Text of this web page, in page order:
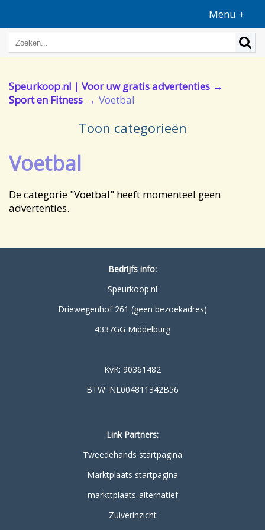
Menu +
Speurkoop.nl | Voor uw gratis advertenties
Sport en Fitness
Voetbal
Toon categorieën
Voetbal
De categorie "Voetbal" heeft momenteel geen
advertenties.
Bedrijfs info:
Speurkoop.nl
Driewegenhof 261 (geen bezoekadres)
4337GG Middelburg
KvK: 90361482
BTW: NL004811342B56
Link Partners:
Tweedehands startpagina
Marktplaats startpagina
markttplaats-alternatief
Zuiverinzicht